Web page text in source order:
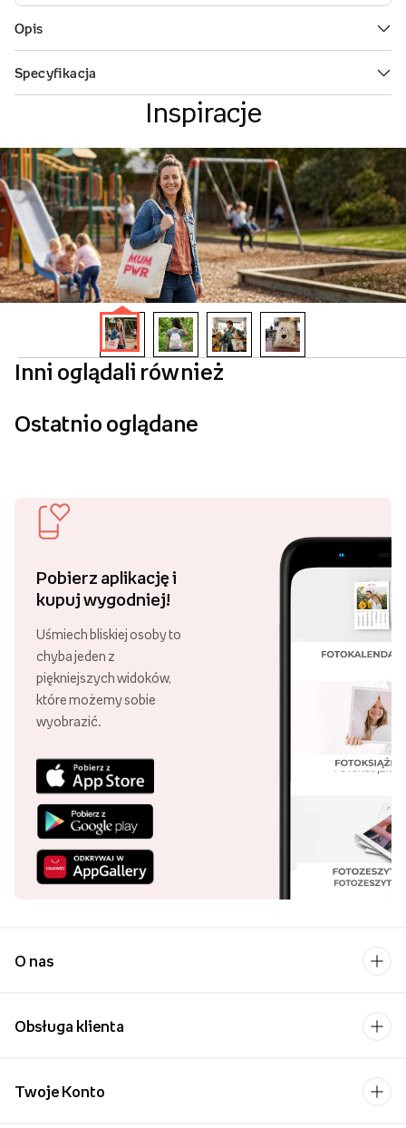
Inspiracje
Inni oglądali również
Ostatnio oglądane
Pobierz aplikację i
kupuj wygodniej!
Uśmiech bliskiej osoby to
chyba jeden z
piękniejszych widoków,
które możemy sobie
wyobrazić.
O nas
Obsługa klienta
Twoje Konto